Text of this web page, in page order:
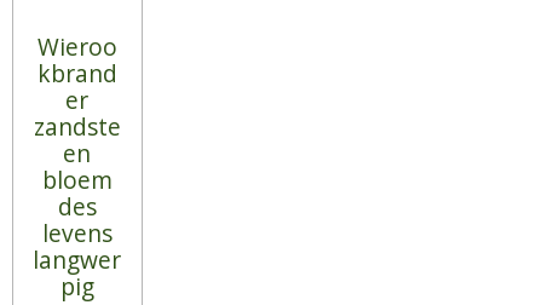
Wieroo
kbrand
er
zandste
en
bloem
des
levens
langwer
pig